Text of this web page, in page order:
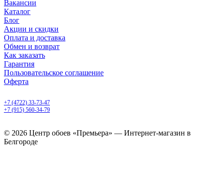
Вакансии
Каталог
Блог
Акции и скидки
Оплата и доставка
Обмен и возврат
Как заказать
Гарантия
Пользовательское соглашение
Оферта
+7 (4722) 33-73-47
+7 (915) 560-34-79
© 2026 Центр обоев «Премьера» — Интернет-магазин в
Белгороде